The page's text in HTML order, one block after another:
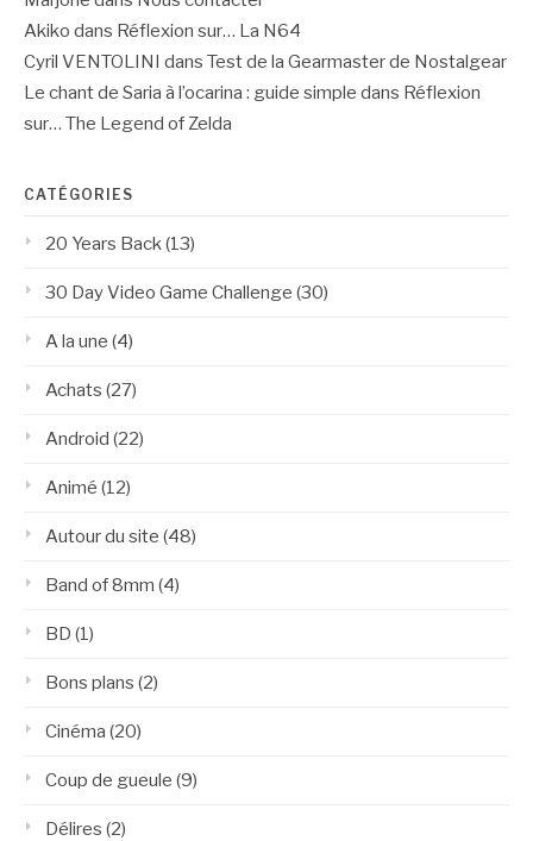
Akiko dans Réflexion sur… La N64
Cyril VENTOLINI dans Test de la Gearmaster de Nostalgear
Le chant de Saria à l’ocarina : guide simple dans Réflexion
sur… The Legend of Zelda
CATÉGORIES
20 Years Back(13)
30 Day Video Game Challenge (30)
A la une (4)
Achats (27)
Android (22)
Animé (12)
Autour du site (48)
Band of 8mm (4)
BD (1)
Bons plans (2)
Cinéma (20)
Coup de gueule (9)
Délires (2)